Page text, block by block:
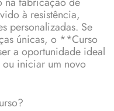
à resistência,
personalizadas. Se
únicas, o **Curso
a oportunidade ideal
iniciar um novo